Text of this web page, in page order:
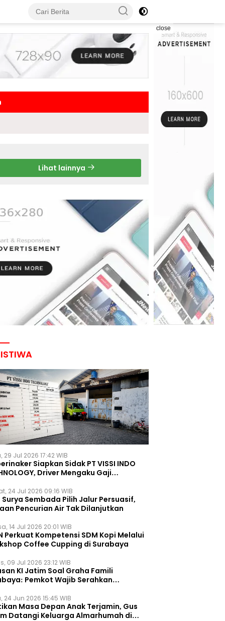
close
Lihat lainnya
29 Jul 2026 17:42 WIB
Siapkan Sidak PT VISSI INDO
Driver Mengaku Gaji
24 Jul 2026 09:16 WIB
Surya Sembada Pilih Jalur Persuasif,
Pencurian Air Tak Dilanjutkan
14 Jul 2026 20:01 WIB
Perkuat Kompetensi SDM Kopi Melalui
Coffee Cupping di Surabaya
09 Jul 2026 23:12 WIB
KI Jatim Soal Graha Famili
Pemkot Wajib Serahkan
24 Jun 2026 15:45 WIB
Masa Depan Anak Terjamin, Gus
Datangi Keluarga Almarhumah di